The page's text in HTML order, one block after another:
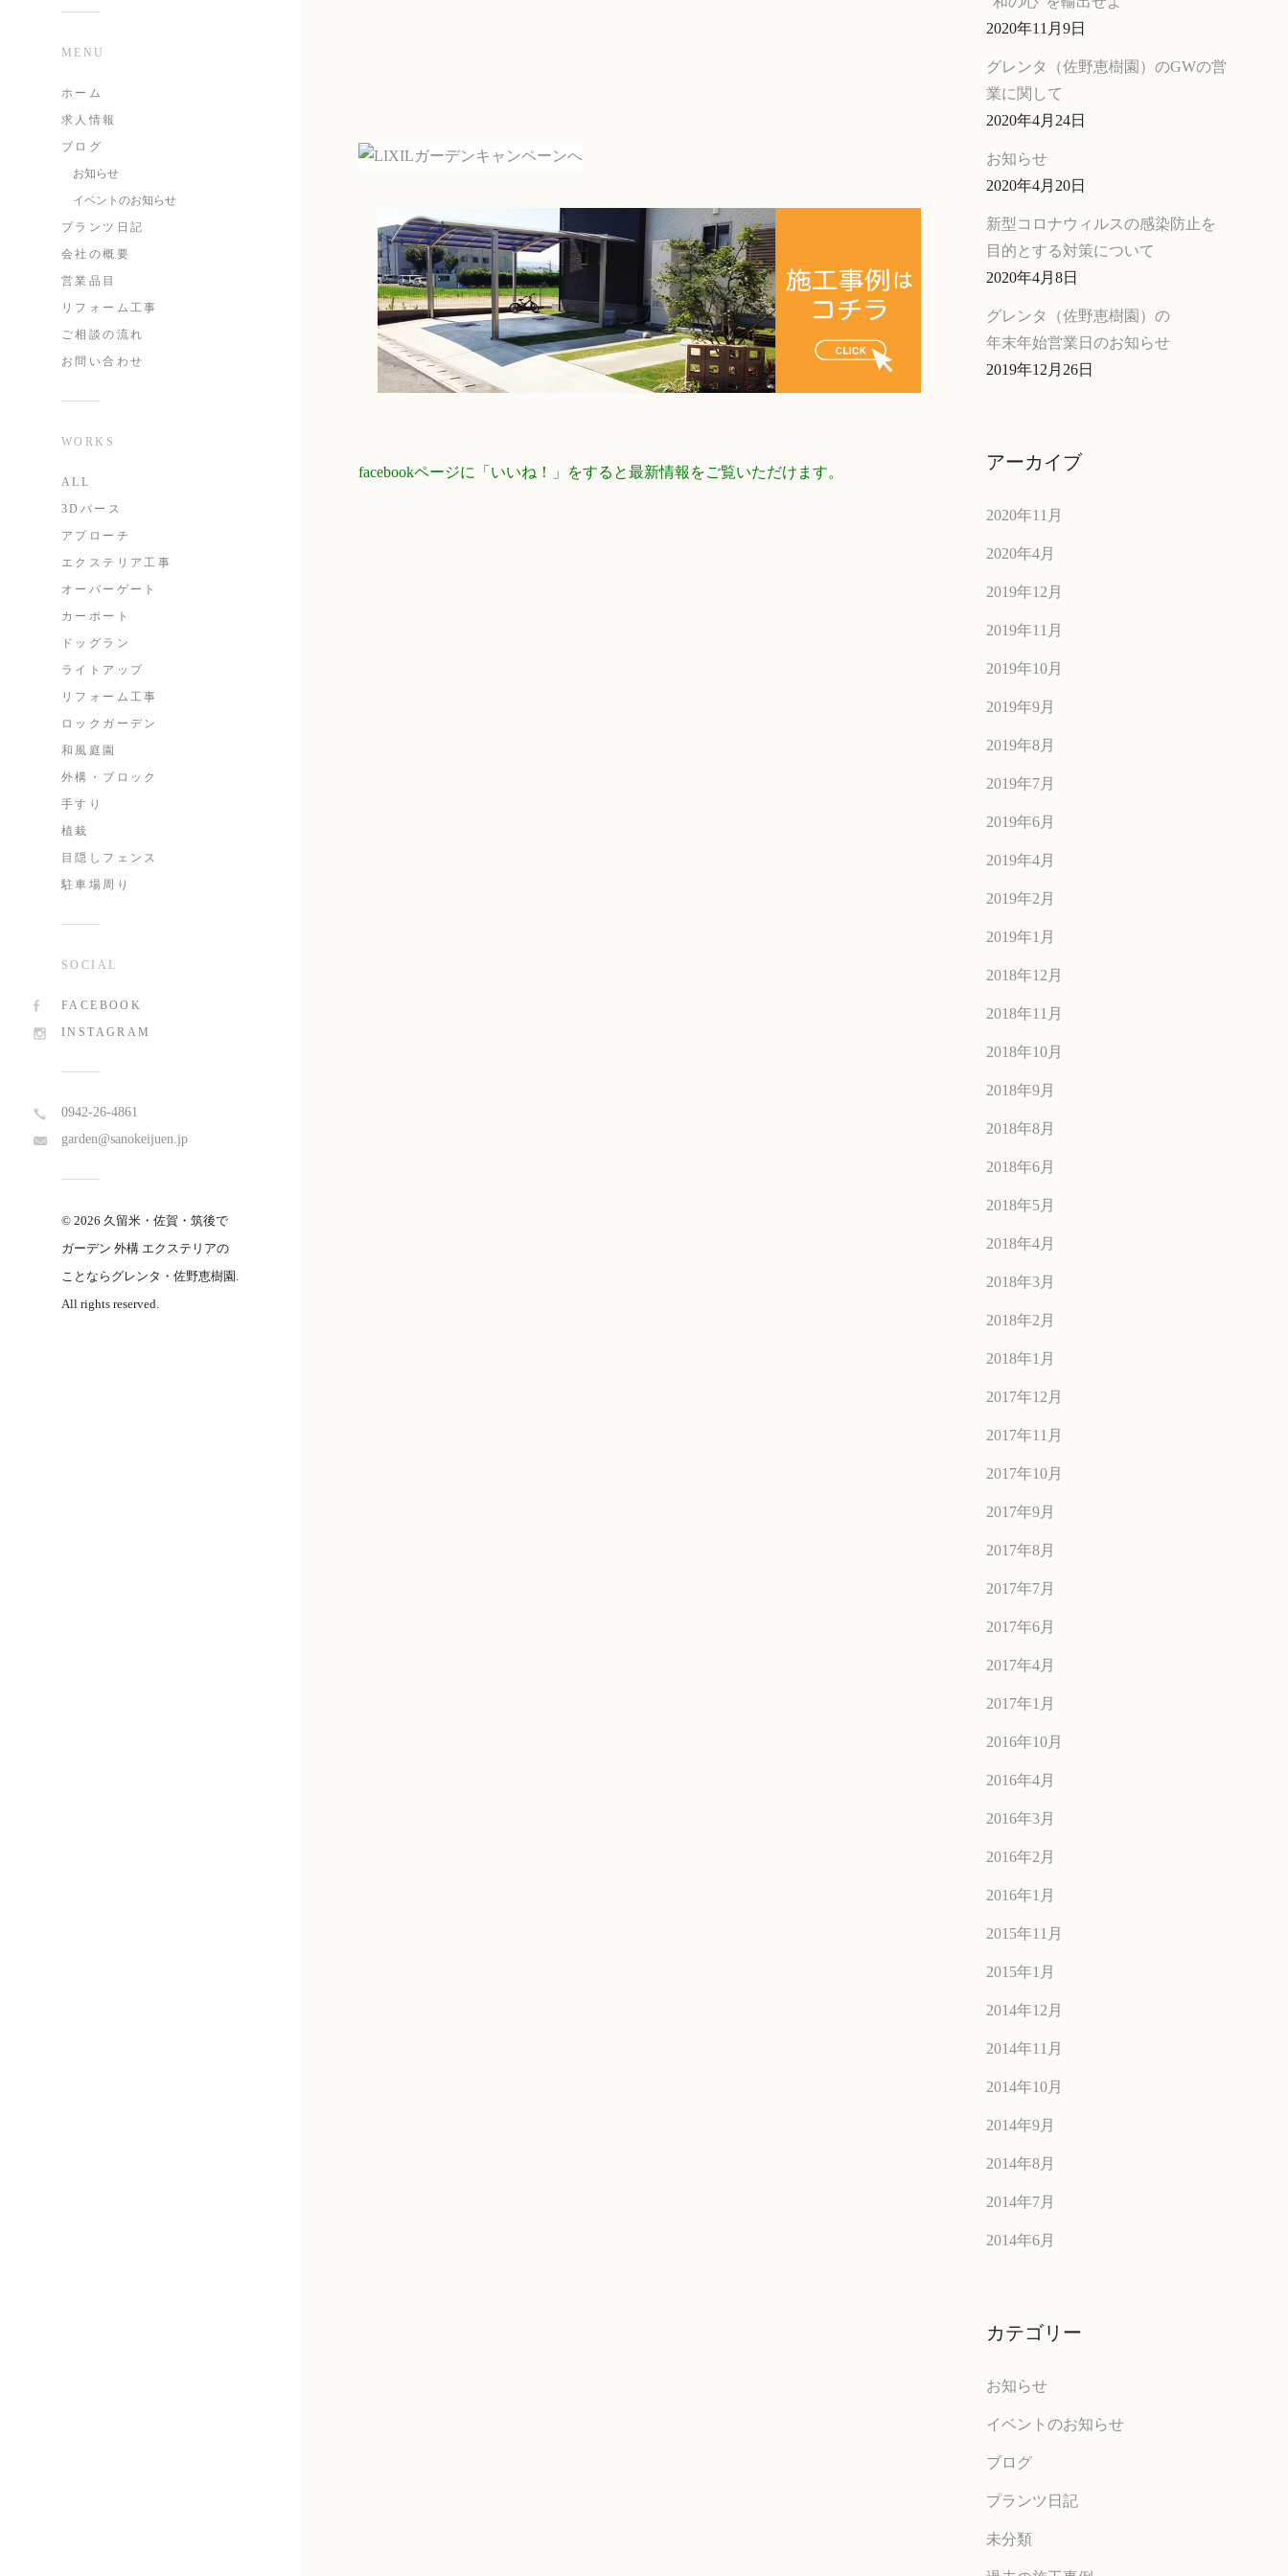
MENU
ホーム
求人情報
ブログ
お知らせ
イベントのお知らせ
プランツ日記
会社の概要
営業品目
リフォーム工事
ご相談の流れ
お問い合わせ
WORKS
ALL
3Dパース
アプローチ
エクステリア工事
オーバーゲート
カーポート
ドッグラン
ライトアップ
リフォーム工事
ロックガーデン
和風庭園
外構・ブロック
手すり
植栽
目隠しフェンス
駐車場周り
SOCIAL
FACEBOOK
INSTAGRAM
0942-26-4861
garden@sanokeijuen.jp
© 2026 久留米・佐賀・筑後で
ガーデン 外構 エクステリアの
ことならグレンタ・佐野恵樹園.
All rights reserved.
facebookページに「いいね！」をすると最新情報をご覧いただけます。
2020年11月9日
グレンタ（佐野恵樹園）のGWの営
業に関して
2020年4月24日
お知らせ
2020年4月20日
新型コロナウィルスの感染防止を
目的とする対策について
2020年4月8日
グレンタ（佐野恵樹園）の
年末年始営業日のお知らせ
2019年12月26日
アーカイブ
2020年11月
2020年4月
2019年12月
2019年11月
2019年10月
2019年9月
2019年8月
2019年7月
2019年6月
2019年4月
2019年2月
2019年1月
2018年12月
2018年11月
2018年10月
2018年9月
2018年8月
2018年6月
2018年5月
2018年4月
2018年3月
2018年2月
2018年1月
2017年12月
2017年11月
2017年10月
2017年9月
2017年8月
2017年7月
2017年6月
2017年4月
2017年1月
2016年10月
2016年4月
2016年3月
2016年2月
2016年1月
2015年11月
2015年1月
2014年12月
2014年11月
2014年10月
2014年9月
2014年8月
2014年7月
2014年6月
カテゴリー
お知らせ
イベントのお知らせ
ブログ
プランツ日記
未分類